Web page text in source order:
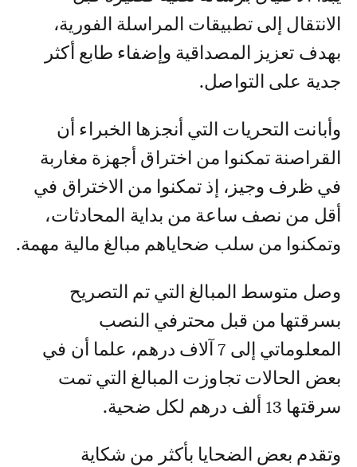
الانتقال إلى تطبيقات المراسلة الفورية،
بهدف تعزيز المصداقية وإضفاء طابع أكثر
جدية على التواصل.
وأبانت التحريات التي أنجزها الخبراء أن
القراصنة تمكنوا من اختراق أجهزة مغاربة
في ظرف وجيز، إذ تمكنوا من الاختراق في
أقل من نصف ساعة من بداية المحادثات،
وتمكنوا من سلب ضحاياهم مبالغ مالية مهمة.
وصل متوسط المبالغ التي تم التصريح
بسرقتها من قبل محترفي النصب
المعلوماتي إلى 7 آلاف درهم، علما أن في
بعض الحالات تجاوزت المبالغ التي تمت
سرقتها 13 ألف درهم لكل ضحية.
وتقدم بعض الضحايا بأكثر من شكاية